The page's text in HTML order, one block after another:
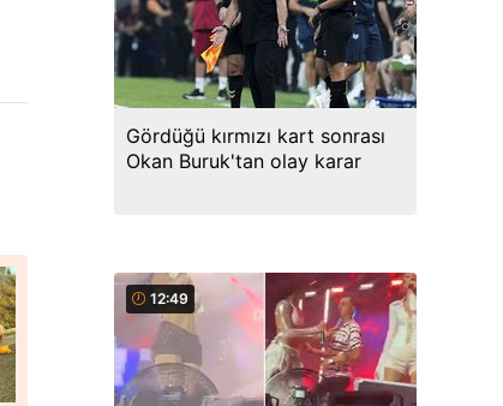
Gördüğü kırmızı kart sonrası
Okan Buruk'tan olay karar
12:49